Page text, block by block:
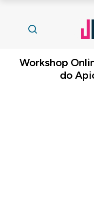
Workshop
do